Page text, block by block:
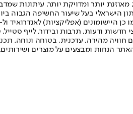
יותר ומדויקת יותר. עיתונות
פורסמה ב-30 ביולי 2007, וב-2010 הפך "ישראל היום"
ודעות, תרבות ובידור, לייף
חוויה מהירה, עדכנית, בטוחה
הנחות ומבצעים על מוצרים